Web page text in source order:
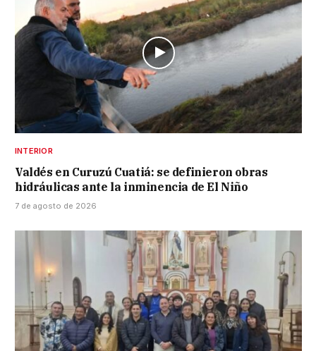
INTERIOR
Valdés en Curuzú Cuatiá: se definieron obras
hidráulicas ante la inminencia de El Niño
7 de agosto de 2026